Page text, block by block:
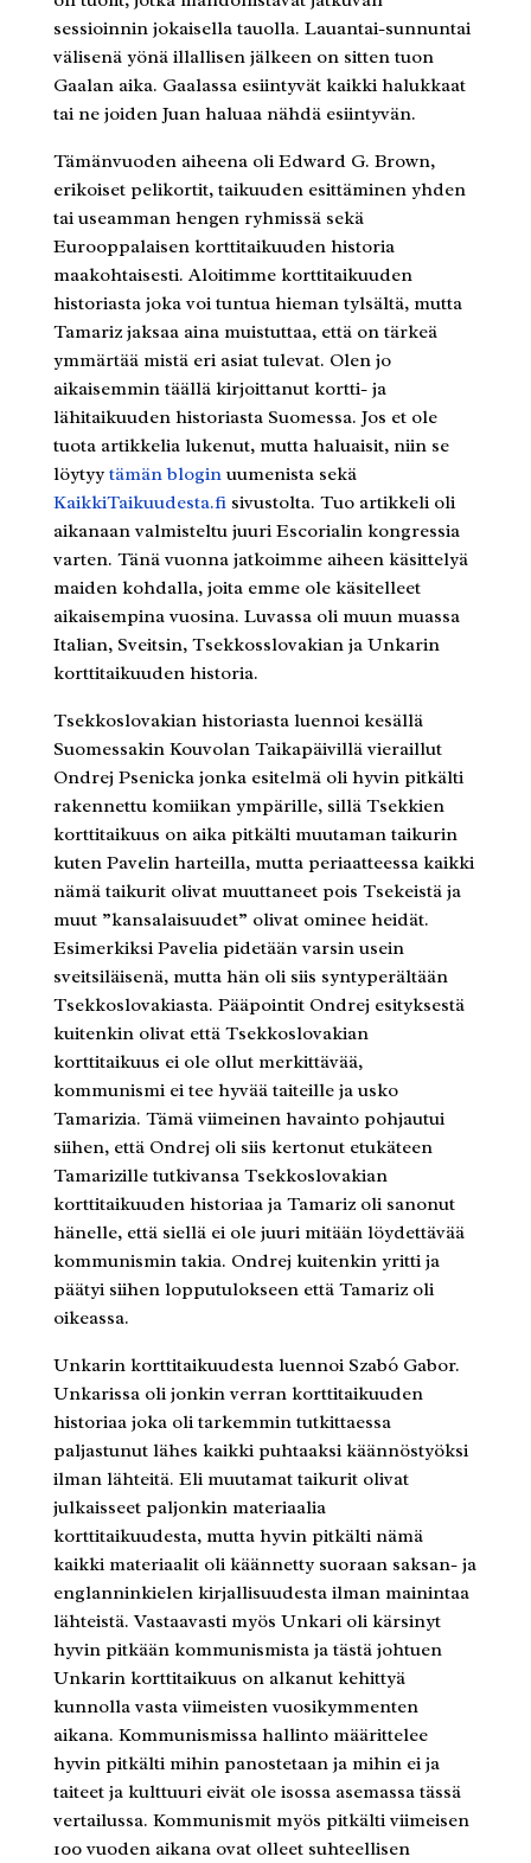
sessioinnin jokaisella tauolla. Lauantai-sunnuntai
välisenä yönä illallisen jälkeen on sitten tuon
Gaalan aika. Gaalassa esiintyvät kaikki halukkaat
tai ne joiden Juan haluaa nähdä esiintyvän.
Tämänvuoden aiheena oli Edward G. Brown,
erikoiset pelikortit, taikuuden esittäminen yhden
tai useamman hengen ryhmissä sekä
Eurooppalaisen korttitaikuuden historia
maakohtaisesti. Aloitimme korttitaikuuden
historiasta joka voi tuntua hieman tylsältä, mutta
Tamariz jaksaa aina muistuttaa, että on tärkeä
ymmärtää mistä eri asiat tulevat. Olen jo
aikaisemmin täällä kirjoittanut kortti- ja
lähitaikuuden historiasta Suomessa. Jos et ole
tuota artikkelia lukenut, mutta haluaisit, niin se
löytyy tämän bloginuumenista sekä
KaikkiTaikuudesta.fi sivustolta. Tuo artikkeli oli
aikanaan valmisteltu juuri Escorialin kongressia
varten. Tänä vuonna jatkoimme aiheen käsittelyä
maiden kohdalla, joita emme ole käsitelleet
aikaisempina vuosina. Luvassa oli muun muassa
Italian, Sveitsin, Tsekkosslovakian ja Unkarin
korttitaikuuden historia.
Tsekkoslovakian historiasta luennoi kesällä
Suomessakin Kouvolan Taikapäivillä vieraillut
Ondrej Psenicka jonka esitelmä oli hyvin pitkälti
rakennettu komiikan ympärille, sillä Tsekkien
korttitaikuus on aika pitkälti muutaman taikurin
kuten Pavelin harteilla, mutta periaatteessa kaikki
nämä taikurit olivat muuttaneet pois Tsekeistä ja
muut ”kansalaisuudet” olivat ominee heidät.
Esimerkiksi Pavelia pidetään varsin usein
sveitsiläisenä, mutta hän oli siis syntyperältään
Tsekkoslovakiasta. Pääpointit Ondrej esityksestä
kuitenkin olivat että Tsekkoslovakian
korttitaikuus ei ole ollut merkittävää,
kommunismi ei tee hyvää taiteille ja usko
Tamarizia. Tämä viimeinen havainto pohjautui
siihen, että Ondrej oli siis kertonut etukäteen
Tamarizille tutkivansa Tsekkoslovakian
korttitaikuuden historiaa ja Tamariz oli sanonut
hänelle, että siellä ei ole juuri mitään löydettävää
kommunismin takia. Ondrej kuitenkin yritti ja
päätyi siihen lopputulokseen että Tamariz oli
oikeassa.
Unkarin korttitaikuudesta luennoi Szabó Gabor.
Unkarissa oli jonkin verran korttitaikuuden
historiaa joka oli tarkemmin tutkittaessa
paljastunut lähes kaikki puhtaaksi käännöstyöksi
ilman lähteitä. Eli muutamat taikurit olivat
julkaisseet paljonkin materiaalia
korttitaikuudesta, mutta hyvin pitkälti nämä
kaikki materiaalit oli käännetty suoraan saksan- ja
englanninkielen kirjallisuudesta ilman mainintaa
lähteistä. Vastaavasti myös Unkari oli kärsinyt
hyvin pitkään kommunismista ja tästä johtuen
Unkarin korttitaikuus on alkanut kehittyä
kunnolla vasta viimeisten vuosikymmenten
aikana. Kommunismissa hallinto määrittelee
hyvin pitkälti mihin panostetaan ja mihin ei ja
taiteet ja kulttuuri eivät ole isossa asemassa tässä
vertailussa. Kommunismit myös pitkälti viimeisen
100 vuoden aikana ovat olleet suhteellisen